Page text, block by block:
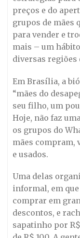
preços e do
grupos de mães
para vender e
mais – um
diversas regiões
Em Brasília, a
“mães do
seu filho, um
Hoje, não faz
os grupos do
mães compram,
e usados.
Uma delas
informal, em
comprar em
descontos, e
sapatinho por